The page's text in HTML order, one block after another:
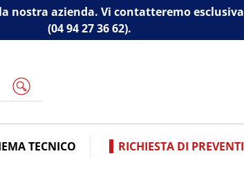
nostra azienda. Vi contatteremo
(04 94 27 36 62).
TECNICO
RICHIESTA DI